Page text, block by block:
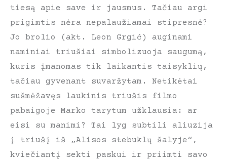
tiesą apie save ir jausmus. Tačiau argi
prigimtis nėra nepalaužiamai stipresnė?
Jo brolio (akt. Leon Grgić) auginami
naminiai triušiai simbolizuoja saugumą,
kuris įmanomas tik laikantis taisyklių,
tačiau gyvenant suvaržytam. Netikėtai
sušmėžavęs laukinis triušis filmo
pabaigoje Marko tarytum užklausia: ar
eisi su manimi? Tai lyg subtili aliuzija
į triušį iš „Alisos stebuklų šalyje“,
kviečiantį sekti paskui ir priimti savo